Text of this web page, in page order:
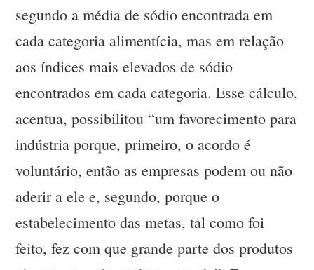
segundo a média de sódio encontrada em
cada categoria alimentícia, mas em relação
aos índices mais elevados de sódio
encontrados em cada categoria. Esse cálculo,
acentua, possibilitou “um favorecimento para
indústria porque, primeiro, o acordo é
voluntário, então as empresas podem ou não
aderir a ele e, segundo, porque o
estabelecimento das metas, tal como foi
feito, fez com que grande parte dos produtos